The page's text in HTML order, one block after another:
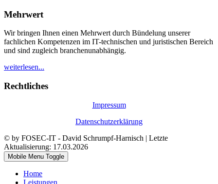
Mehrwert
Wir bringen Ihnen einen Mehrwert durch Bündelung unserer
fachlichen Kompetenzen im IT-technischen und juristischen Bereich
und sind zugleich branchenunabhängig.
weiterlesen...
Rechtliches
Impressum
Datenschutzerklärung
© by FOSEC-IT - David Schrumpf-Harnisch | Letzte
Aktualisierung: 17.03.2026
Mobile Menu Toggle
Home
Leistungen